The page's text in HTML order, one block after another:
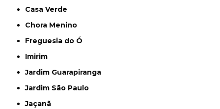
Casa Verde
Chora Menino
Freguesia do Ó
Imirim
Jardim Guarapiranga
Jardim São Paulo
Jaçanã